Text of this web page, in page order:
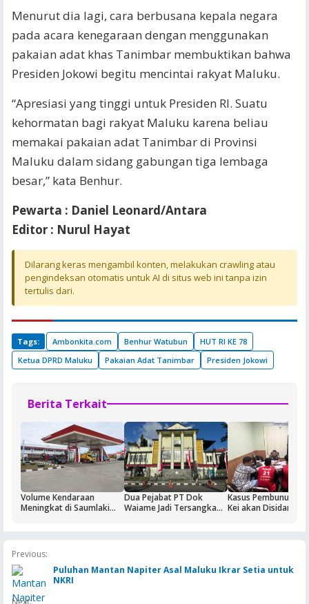
Menurut dia lagi, cara berbusana kepala negara
pada acara kenegaraan dengan menggunakan
pakaian adat khas Tanimbar membuktikan bahwa
Presiden Jokowi begitu mencintai rakyat Maluku.
“Apresiasi yang tinggi untuk Presiden RI. Suatu
kehormatan bagi rakyat Maluku karena beliau
memakai pakaian adat Tanimbar di Provinsi
Maluku dalam sidang gabungan tiga lembaga
besar,” kata Benhur.
Pewarta : Daniel Leonard/Antara
Editor : Nurul Hayat
Dilarang keras mengambil konten, melakukan crawling atau
pengindeksan otomatis untuk AI di situs web ini tanpa izin
tertulis dari.
Tags: Ambonkita.com Benhur Watubun
HUT RI KE 78
Ketua DPRD Maluku
Pakaian Adat Tanimbar Presiden Jokowi
Berita Terkait
Volume Kendaraan
Meningkat di Saumlaki
Jaga Keandalan Suplai
BBM
Dua Pejabat PT Dok
Waiame Jadi Tersangka
Kasus Pembunuhan
Kei akan
Previous:
Puluhan Mantan Napiter Asal Maluku Ikrar Setia untuk
NKRI
Next: